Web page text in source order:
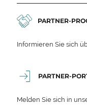
PARTNER-
Informieren Sie sich
PARTNER-
Melden Sie sich in